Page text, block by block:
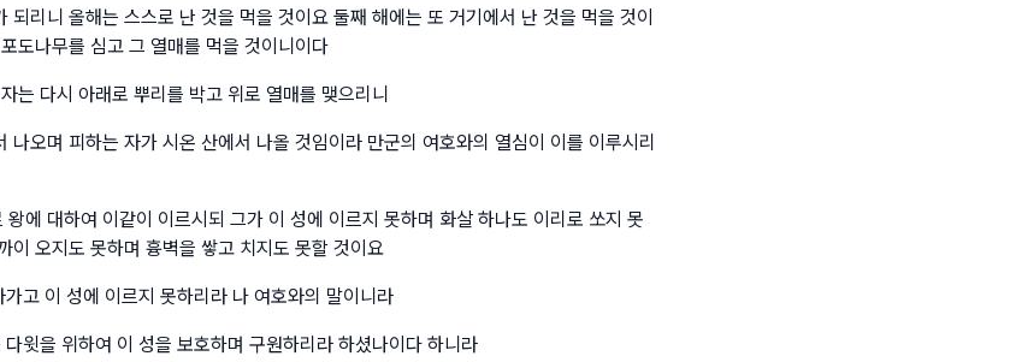
되리니 올해는 스스로 난 것을 먹을 것이요 둘째 해에는 또 거기에서 난 것을 먹을 것이
도나무를 심고 그 열매를 먹을 것이니이다
는 다시 아래로 뿌리를 박고 위로 열매를 맺으리니
나오며 피하는 자가 시온 산에서 나올 것임이라 만군의 여호와의 열심이 이를 이루시리
에 대하여 이같이 이르시되 그가 이 성에 이르지 못하며 화살 하나도 이리로 쏘지 못
이 오지도 못하며 흉벽을 쌓고 치지도 못할 것이요
고 이 성에 이르지 못하리라 나 여호와의 말이니라
윗을 위하여 이 성을 보호하며 구원하리라 하셨나이다 하니라